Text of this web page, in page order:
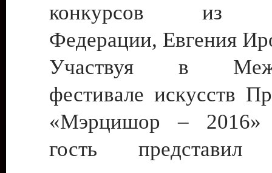
конкурсов из
Федерации, Евгения
Участвуя в
фестивале искусств
«Мэрцишор – 2016»
гость представил